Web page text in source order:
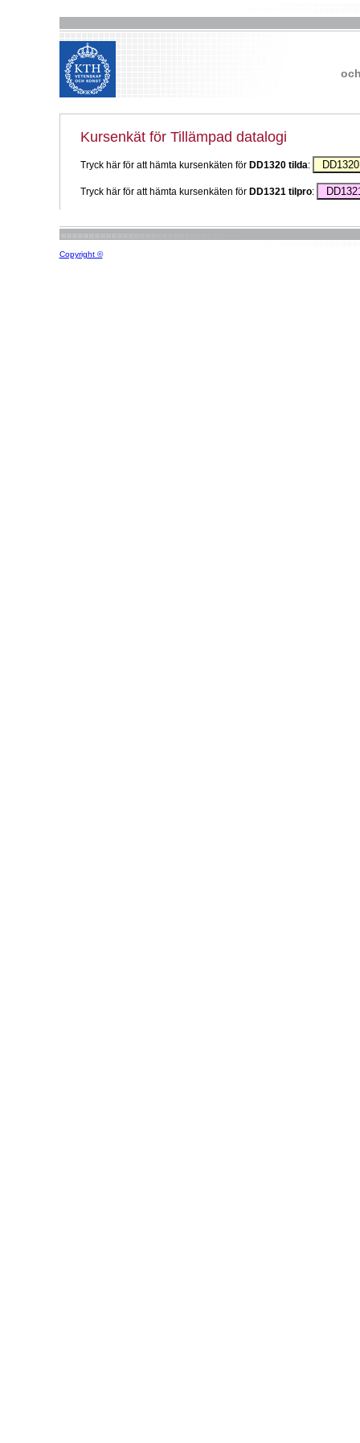
Kursenkät för Tillämpad datalogi
Tryck här för att hämta kursenkäten för DD1320 tilda:
Tryck här för att hämta kursenkäten för DD1321 tilpro:
Copyright ©